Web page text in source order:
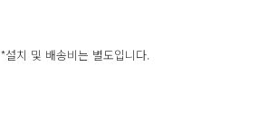
*설치 및 배송비는 별도입니다.